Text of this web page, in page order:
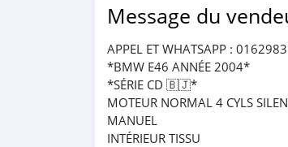
Message du
APPEL ET WHATSAPP :
*BMW E46 ANNÉE 2004*
*SÉRIE CD 🇧🇯*
MOTEUR NORMAL 4 CYLS
MANUEL
INTÉRIEUR TISSU